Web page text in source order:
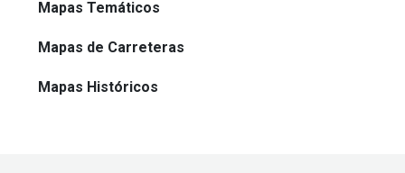
Mapas Temáticos
Mapas de Carreteras
Mapas Históricos